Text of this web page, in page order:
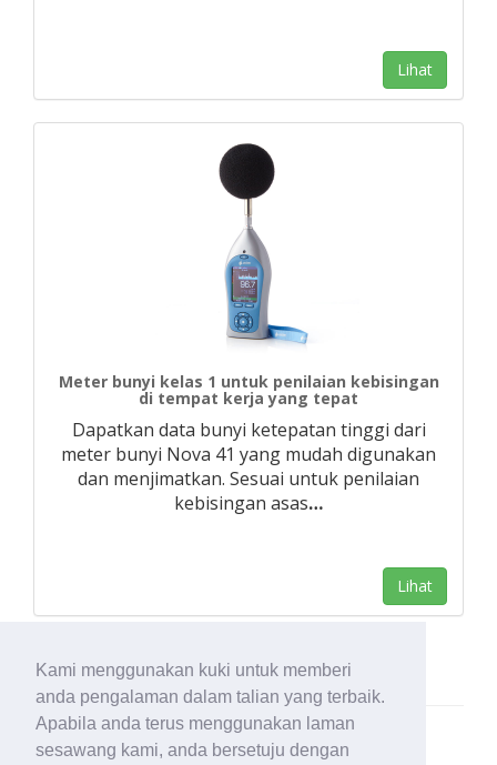
Kami menggunakan kuki untuk memberi
anda pengalaman dalam talian yang terbaik.
Apabila anda terus menggunakan laman
sesawang kami, anda bersetuju dengan
Lihat
Meter bunyi kelas 1 untuk penilaian kebisingan
di tempat kerja yang tepat
Dapatkan data bunyi ketepatan tinggi dari
meter bunyi Nova 41 yang mudah digunakan
dan menjimatkan. Sesuai untuk penilaian
kebisingan asas…
Lihat